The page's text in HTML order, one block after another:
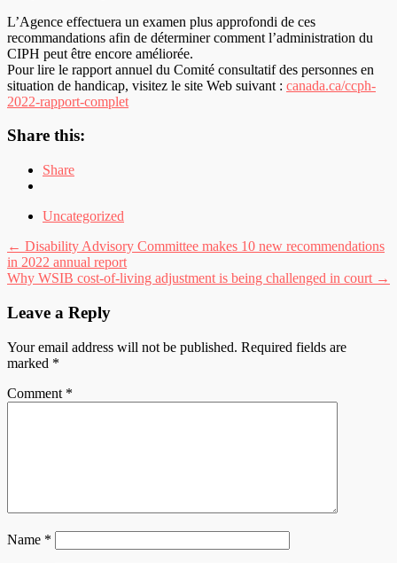
L’Agence effectuera un examen plus approfondi de ces
recommandations afin de déterminer comment l’administration du
CIPH peut être encore améliorée.
Pour lire le rapport annuel du Comité consultatif des personnes en
situation de handicap, visitez le site Web suivant : canada.ca/ccph-
2022-rapport-complet
Share this:
Share
Uncategorized
Post
navigation
← Disability Advisory Committee makes 10 new recommendations
in 2022 annual report
Why WSIB cost-of-living adjustment is being challenged in court →
Leave a Reply
Your email address will not be published. Required fields are
marked *
Comment *
Name *